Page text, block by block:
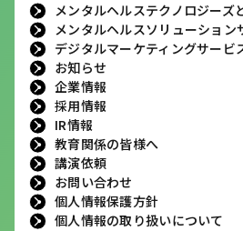
メンタルヘルステクノロジーズ
メンタルヘルスソリューション
デジタルマーケティングサービ
お知らせ
企業情報
採用情報
IR情報
教育関係の皆様へ
講演依頼
お問い合わせ
個人情報保護方針
個人情報の取り扱いについて